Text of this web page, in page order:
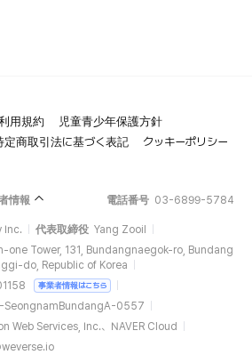
用規約
児童青少年保護方針
定商取引法に基づく表記
クッキーポリシー
情報 電話番号 03-6899-5784
Inc. 代表取締役 Yang Zooil
one Tower, 131, Bundangnaegok-ro, Bundang
do, Republic of Korea
事業者情報はこちら
SeongnamBundangA-0557
Web Services, Inc.、NAVER Cloud